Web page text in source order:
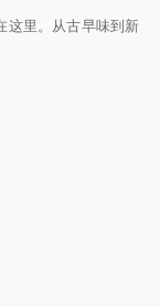
这里。从古早味到新